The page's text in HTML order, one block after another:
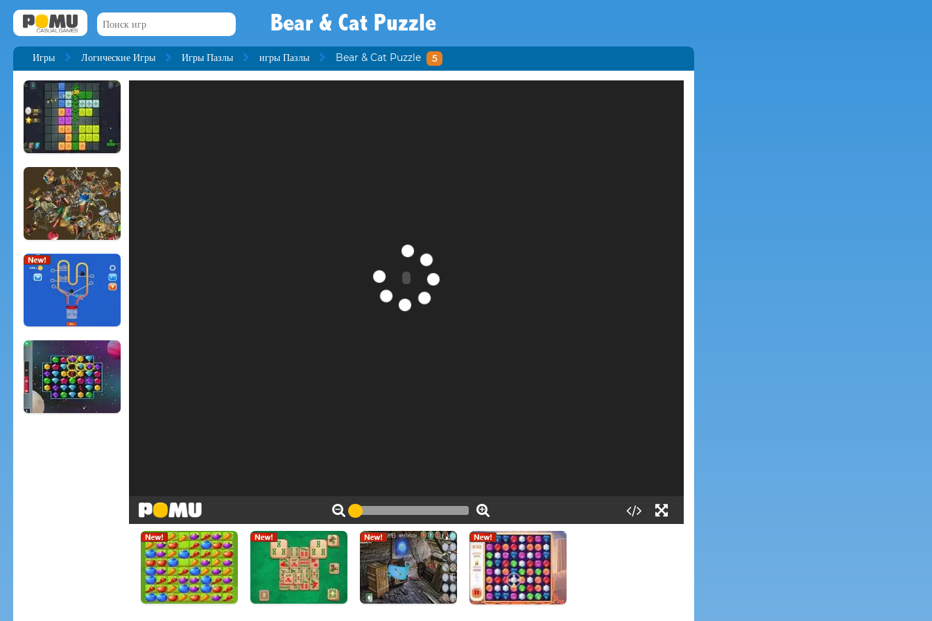
Bear & Cat Puzzle
Игры Логические Игры Игры Пазлы игры Пазлы Bear & Cat Puzzle 5